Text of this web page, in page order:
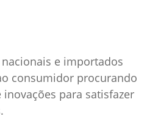
e importados
consumidor procurando
para satisfazer